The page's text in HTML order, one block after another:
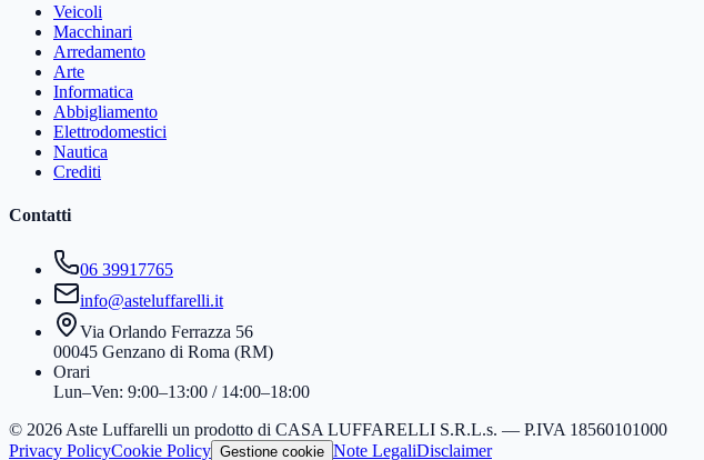
Veicoli
Macchinari
Arredamento
Arte
Informatica
Abbigliamento
Elettrodomestici
Nautica
Crediti
Contatti
06 39917765
info@asteluffarelli.it
Via Orlando Ferrazza 56
00045 Genzano di Roma (RM)
Orari
Lun–Ven: 9:00–13:00 / 14:00–18:00
© 2026 Aste Luffarelli un prodotto di CASA LUFFARELLI S.R.L.s. — P.IVA 18560101000
Privacy PolicyCookie Policy Gestione cookie Note LegaliDisclaimer